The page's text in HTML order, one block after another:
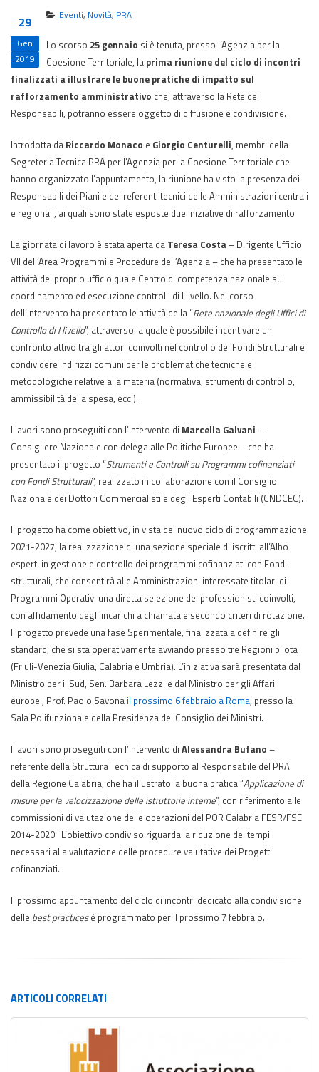
29
Gen
2019
Eventi, Novità, PRA
Lo scorso 25 gennaio si è tenuta, presso l’Agenzia per la
Coesione Territoriale, la prima riunione del ciclo di incontri
finalizzati a illustrare le buone pratiche di impatto sul
rafforzamento amministrativo che, attraverso la Rete dei
Responsabili, potranno essere oggetto di diffusione e condivisione.
Introdotta da Riccardo Monaco e Giorgio Centurelli, membri della
Segreteria Tecnica PRA per l’Agenzia per la Coesione Territoriale che
hanno organizzato l’appuntamento, la riunione ha visto la presenza dei
Responsabili dei Piani e dei referenti tecnici delle Amministrazioni centrali
e regionali, ai quali sono state esposte due iniziative di rafforzamento.
La giornata di lavoro è stata aperta da Teresa Costa– Dirigente Ufficio
VII dell’Area Programmi e Procedure dell’Agenzia – che ha presentato le
attività del proprio ufficio quale Centro di competenza nazionale sul
coordinamento ed esecuzione controlli di I livello. Nel corso
dell’intervento ha presentato le attività della “Rete nazionale degli Uffici di
Controllo di I livello”, attraverso la quale è possibile incentivare un
confronto attivo tra gli attori coinvolti nel controllo dei Fondi Strutturali e
condividere indirizzi comuni per le problematiche tecniche e
metodologiche relative alla materia (normativa, strumenti di controllo,
ammissibilità della spesa, ecc.).
I lavori sono proseguiti con l’intervento di Marcella Galvani –
Consigliere Nazionale con delega alle Politiche Europee – che ha
presentato il progetto “Strumenti e Controlli su Programmi cofinanziati
con Fondi Strutturali”, realizzato in collaborazione con il Consiglio
Nazionale dei Dottori Commercialisti e degli Esperti Contabili (CNDCEC).
Il progetto ha come obiettivo, in vista del nuovo ciclo di programmazione
2021-2027, la realizzazione di una sezione speciale di iscritti all’Albo
esperti in gestione e controllo dei programmi cofinanziati con Fondi
strutturali, che consentirà alle Amministrazioni interessate titolari di
Programmi Operativi una diretta selezione dei professionisti coinvolti,
con affidamento degli incarichi a chiamata e secondo criteri di rotazione.
Il progetto prevede una fase Sperimentale, finalizzata a definire gli
standard, che si sta operativamente avviando presso tre Regioni pilota
(Friuli-Venezia Giulia, Calabria e Umbria). L’iniziativa sarà presentata dal
Ministro per il Sud, Sen. Barbara Lezzi e dal Ministro per gli Affari
europei, Prof. Paolo Savona il prossimo 6 febbraio a Roma, presso la
Sala Polifunzionale della Presidenza del Consiglio dei Ministri.
I lavori sono proseguiti con l’intervento di Alessandra Bufano –
referente della Struttura Tecnica di supporto al Responsabile del PRA
della Regione Calabria, che ha illustrato la buona pratica “Applicazione di
misure per la velocizzazione delle istruttorie interne”, con riferimento alle
commissioni di valutazione delle operazioni del POR Calabria FESR/FSE
2014-2020. L’obiettivo condiviso riguarda la riduzione dei tempi
necessari alla valutazione delle procedure valutative dei Progetti
cofinanziati.
Il prossimo appuntamento del ciclo di incontri dedicato alla condivisione
delle best practicesè programmato per il prossimo 7 febbraio.
ARTICOLI CORRELATI